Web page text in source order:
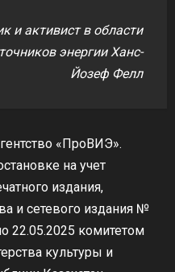
и активист в области
энергии Ханс-
Йозеф Фелл
«ПроВИЭ».
на учет
издания,
и сетевого издания №
22.05.2025 комитетом
культуры и